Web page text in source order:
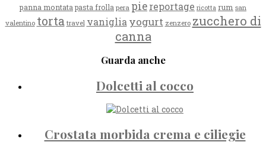
panna montata pasta frolla pera piereportage ricotta rum san
valentino torta travel vaniglia yogurt zenzero zucchero di
canna
Guarda anche
Dolcetti al cocco
Crostata morbida crema e ciliegie